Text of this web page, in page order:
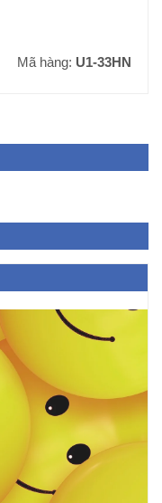
Mã hàng: U1-33HN